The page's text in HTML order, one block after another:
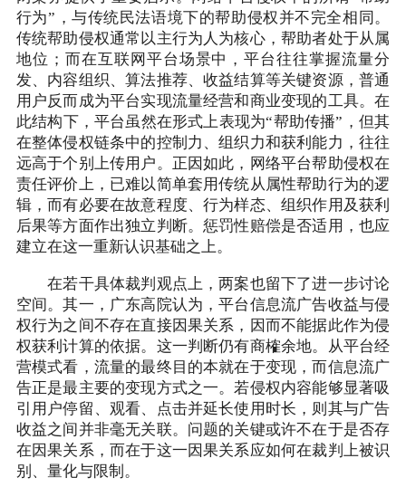
行为”，与传统民法语境下的帮助侵权并不完全相同。
传统帮助侵权通常以主行为人为核心，帮助者处于从属
地位；而在互联网平台场景中，平台往往掌握流量分
发、内容组织、算法推荐、收益结算等关键资源，普通
用户反而成为平台实现流量经营和商业变现的工具。在
此结构下，平台虽然在形式上表现为“帮助传播”，但其
在整体侵权链条中的控制力、组织力和获利能力，往往
远高于个别上传用户。正因如此，网络平台帮助侵权在
责任评价上，已难以简单套用传统从属性帮助行为的逻
辑，而有必要在故意程度、行为样态、组织作用及获利
后果等方面作出独立判断。惩罚性赔偿是否适用，也应
建立在这一重新认识基础之上。
在若干具体裁判观点上，两案也留下了进一步讨论
空间。其一，广东高院认为，平台信息流广告收益与侵
权行为之间不存在直接因果关系，因而不能据此作为侵
权获利计算的依据。这一判断仍有商榷余地。从平台经
营模式看，流量的最终目的本就在于变现，而信息流广
告正是最主要的变现方式之一。若侵权内容能够显著吸
引用户停留、观看、点击并延长使用时长，则其与广告
收益之间并非毫无关联。问题的关键或许不在于是否存
在因果关系，而在于这一因果关系应如何在裁判上被识
别、量化与限制。